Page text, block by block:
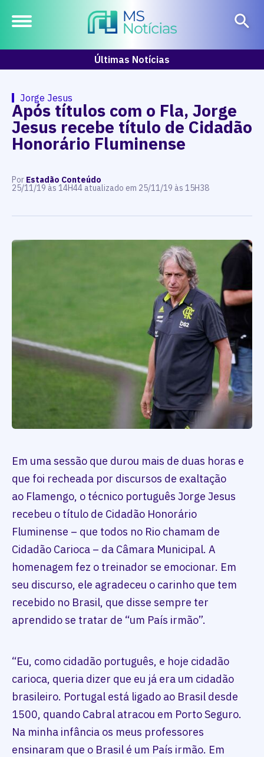
Últimas Notícias
Jorge Jesus
Após títulos com o Fla, Jorge
Jesus recebe título de Cidadão
Honorário Fluminense
Por Estadão Conteúdo
25/11/19 às 14H44 atualizado em 25/11/19 às 15H38
Em uma sessão que durou mais de duas horas e
que foi recheada por discursos de exaltação
ao Flamengo, o técnico português Jorge Jesus
recebeu o título de Cidadão Honorário
Fluminense – que todos no Rio chamam de
Cidadão Carioca – da Câmara Municipal. A
homenagem fez o treinador se emocionar. Em
seu discurso, ele agradeceu o carinho que tem
recebido no Brasil, que disse sempre ter
aprendido se tratar de “um País irmão”.
“Eu, como cidadão português, e hoje cidadão
carioca, queria dizer que eu já era um cidadão
brasileiro. Portugal está ligado ao Brasil desde
1500, quando Cabral atracou em Porto Seguro.
Na minha infância os meus professores
ensinaram que o Brasil é um País irmão. Em